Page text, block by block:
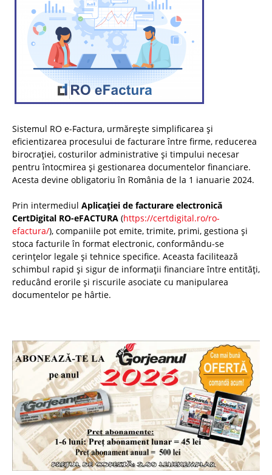
Sistemul RO e-Factura, urmărește simplificarea și
eficientizarea procesului de facturare între firme, reducerea
birocrației, costurilor administrative și timpului necesar
pentru întocmirea și gestionarea documentelor financiare.
Acesta devine obligatoriu în România de la 1 ianuarie 2024.
Prin intermediul Aplicației de facturare electronică
CertDigital RO-eFACTURA (https://certdigital.ro/ro-
efactura/), companiile pot emite, trimite, primi, gestiona și
stoca facturile în format electronic, conformându-se
cerințelor legale și tehnice specifice. Aceasta facilitează
schimbul rapid și sigur de informații financiare între entități,
reducând erorile și riscurile asociate cu manipularea
documentelor pe hârtie.